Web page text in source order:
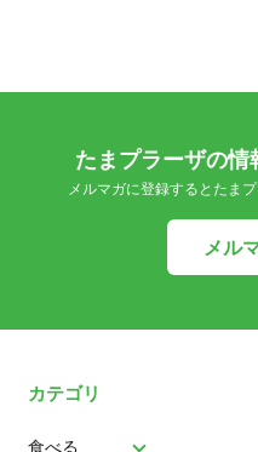
たまプラーザの
メルマガに登録するとたま
メル
カテゴリ
食べる